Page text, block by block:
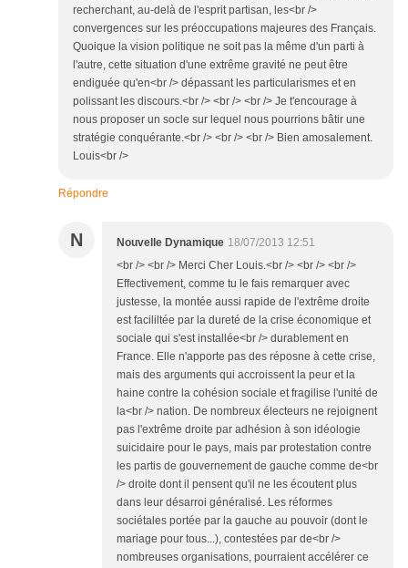
recherchant, au-delà de l'esprit partisan, les<br />
convergences sur les préoccupations majeures des Français.
Quoique la vision politique ne soit pas la même d'un parti à
l'autre, cette situation d'une extrême gravité ne peut être
endiguée qu'en<br /> dépassant les particularismes et en
polissant les discours.<br /> <br /> <br /> Je t'encourage à
nous proposer un socle sur lequel nous pourrions bâtir une
stratégie conquérante.<br /> <br /> <br /> Bien amosalement.
Louis<br />
Répondre
N Nouvelle Dynamique 18/07/2013 12:51
<br /> <br /> Merci Cher Louis.<br /> <br /> <br />
Effectivement, comme tu le fais remarquer avec
justesse, la montée aussi rapide de l'extrême droite
est facililtée par la dureté de la crise économique et
sociale qui s'est installée<br /> durablement en
France. Elle n'apporte pas des réposne à cette crise,
mais des arguments qui accroissent la peur et la
haine contre la cohésion sociale et fragilise l'unité de
la<br /> nation. De nombreux électeurs ne rejoignent
pas l'extrême droite par adhésion à son idéologie
suicidaire pour le pays, mais par protestation contre
les partis de gouvernement de gauche comme de<br
/> droite dont il pensent qu'il ne les écoutent plus
dans leur désarroi généralisé. Les réformes
sociétales portée par la gauche au pouvoir (dont le
mariage pour tous...), contestées par de<br />
nombreuses organisations, pourraient accélérer ce